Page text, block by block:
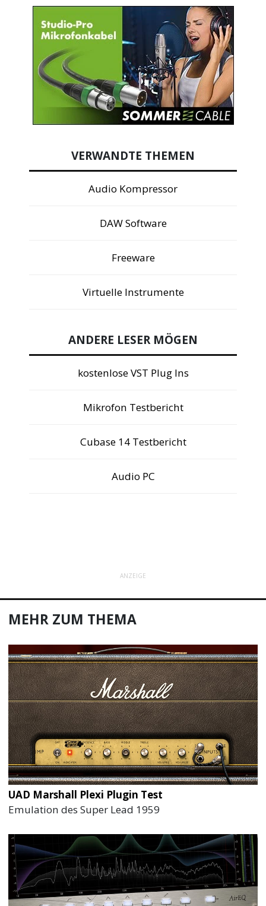
VERWANDTE THEMEN
Audio Kompressor
DAW Software
Freeware
Virtuelle Instrumente
ANDERE LESER MÖGEN
kostenlose VST Plug Ins
Mikrofon Testbericht
Cubase 14 Testbericht
Audio PC
ANZEIGE
MEHR ZUM THEMA
UAD Marshall Plexi Plugin Test
Emulation des Super Lead 1959